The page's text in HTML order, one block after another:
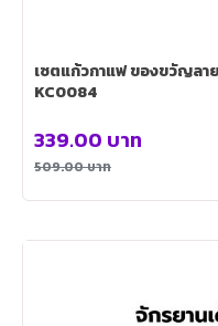
เซตแก้วกาแฟ ของขวัญลายแมวส้
KC0084
509.00บาท
339.00 บาท